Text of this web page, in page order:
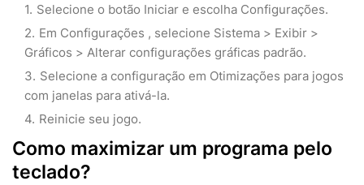
Selecione o botão Iniciar e escolha Configurações.
Em Configurações , selecione Sistema > Exibir >
Gráficos > Alterar configurações gráficas padrão.
Selecione a configuração em Otimizações para jogos
com janelas para ativá-la.
Reinicie seu jogo.
Como maximizar um programa pelo
teclado?